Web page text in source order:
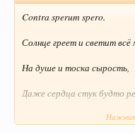
Contra sperum spero.
Солнце греет и светит всё
На душе и тоска сырость,
Даже сердца стук будто
Оттого и писать